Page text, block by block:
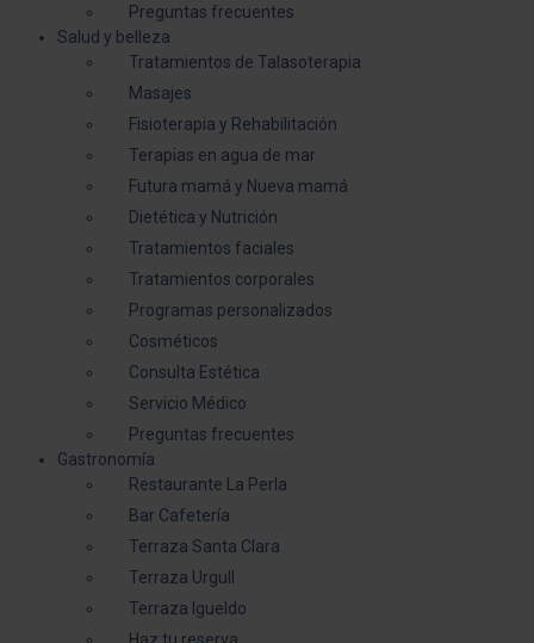
Preguntas frecuentes
Salud y belleza
Tratamientos de Talasoterapia
Masajes
Fisioterapia y Rehabilitación
Terapias en agua de mar
Futura mamá y Nueva mamá
Dietética y Nutrición
Tratamientos faciales
Tratamientos corporales
Programas personalizados
Cosméticos
Consulta Estética
Servicio Médico
Preguntas frecuentes
Gastronomía
Restaurante La Perla
Bar Cafetería
Terraza Santa Clara
Terraza Urgull
Terraza Igueldo